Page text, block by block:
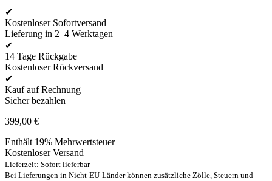
✔
Kostenloser Sofortversand
Lieferung in 2–4 Werktagen
✔
14 Tage Rückgabe
Kostenloser Rückversand
✔
Kauf auf Rechnung
Sicher bezahlen
399,00 €
Enthält 19% Mehrwertsteuer
Kostenloser Versand
Lieferzeit: Sofort lieferbar
Bei Lieferungen in Nicht-EU-Länder können zusätzliche Zölle, Steuern und